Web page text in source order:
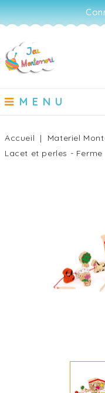
MENU
Accueil Materiel
Lacet et perles - Ferme